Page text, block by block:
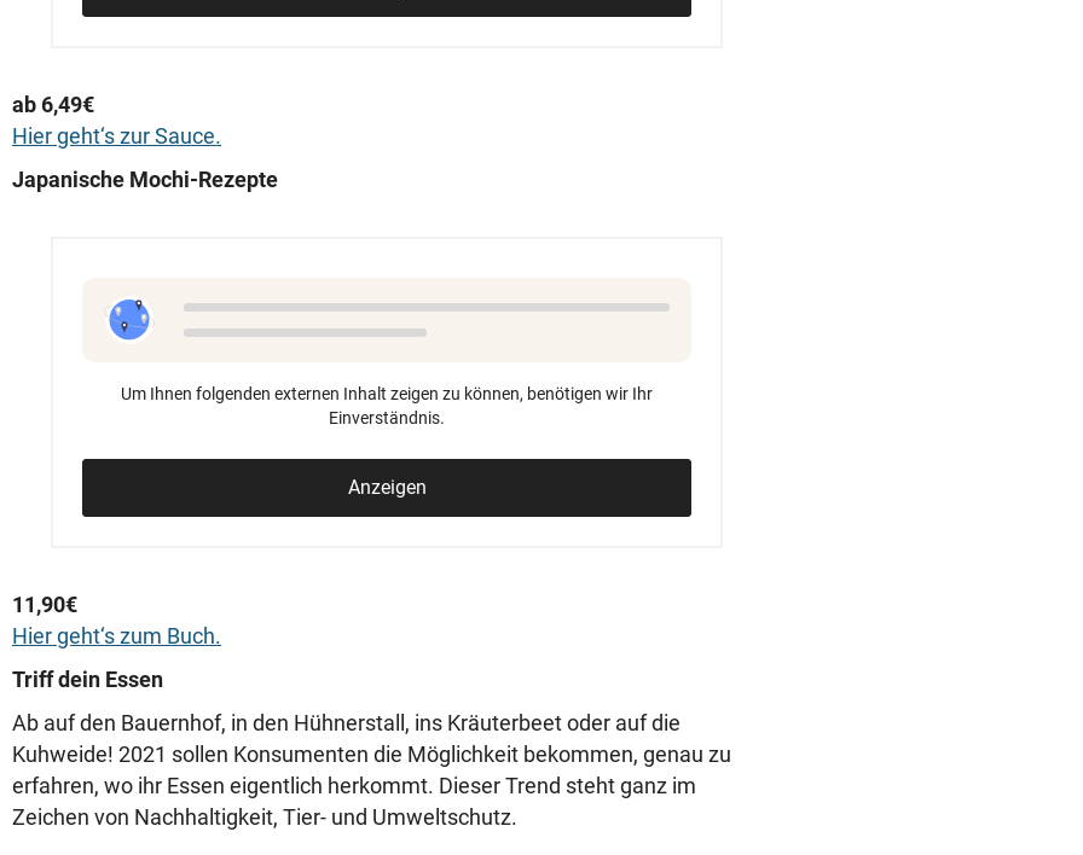
ab 6,49€
Hier geht‘s zur Sauce.
Japanische Mochi-Rezepte
Um Ihnen folgenden externen Inhalt zeigen zu können, benötigen wir Ihr
Einverständnis.
Anzeigen
11,90€
Hier geht‘s zum Buch.
Triff dein Essen
Ab auf den Bauernhof, in den Hühnerstall, ins Kräuterbeet oder auf die
Kuhweide! 2021 sollen Konsumenten die Möglichkeit bekommen, genau zu
erfahren, wo ihr Essen eigentlich herkommt. Dieser Trend steht ganz im
Zeichen von Nachhaltigkeit, Tier- und Umweltschutz.